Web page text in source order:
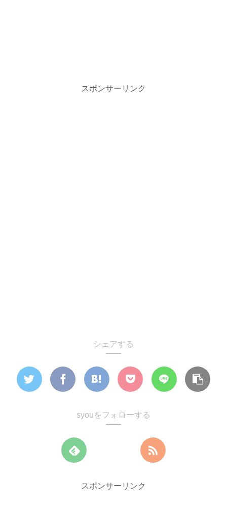
スポンサーリンク
シェアする
syouをフォローする
スポンサーリンク